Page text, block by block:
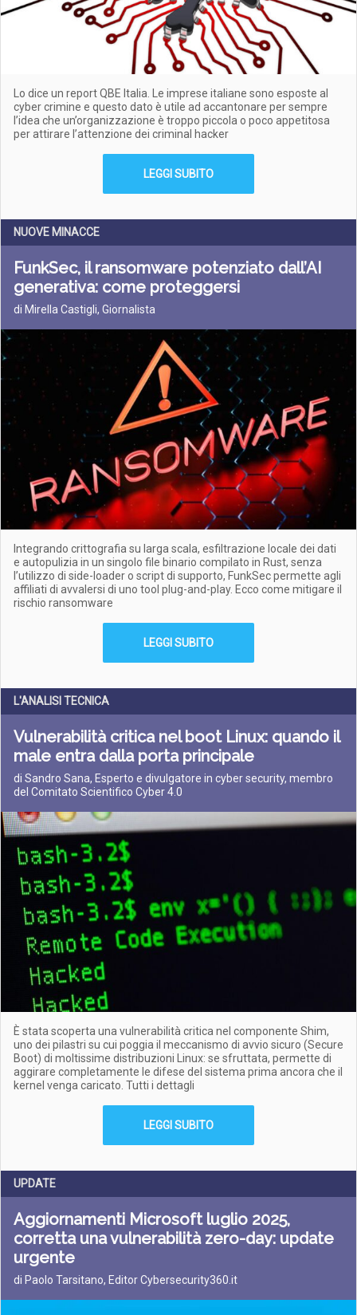
Lo dice un report QBE Italia. Le imprese italiane sono esposte al
cyber crimine e questo dato è utile ad accantonare per sempre
l’idea che un’organizzazione è troppo piccola o poco appetitosa
per attirare l’attenzione dei criminal hacker
LEGGI SUBITO
NUOVE MINACCE
FunkSec, il ransomware potenziato dall’AI
generativa: come proteggersi
di Mirella Castigli, Giornalista
Integrando crittografia su larga scala, esfiltrazione locale dei dati
e autopulizia in un singolo file binario compilato in Rust, senza
l’utilizzo di side-loader o script di supporto, FunkSec permette agli
affiliati di avvalersi di uno tool plug-and-play. Ecco come mitigare il
rischio ransomware
LEGGI SUBITO
L'ANALISI TECNICA
Vulnerabilità critica nel boot Linux: quando il
male entra dalla porta principale
di Sandro Sana, Esperto e divulgatore in cyber security, membro
del Comitato Scientifico Cyber 4.0
È stata scoperta una vulnerabilità critica nel componente Shim,
uno dei pilastri su cui poggia il meccanismo di avvio sicuro (Secure
Boot) di moltissime distribuzioni Linux: se sfruttata, permette di
aggirare completamente le difese del sistema prima ancora che il
kernel venga caricato. Tutti i dettagli
LEGGI SUBITO
UPDATE
Aggiornamenti Microsoft luglio 2025,
corretta una vulnerabilità zero-day: update
urgente
di Paolo Tarsitano, Editor Cybersecurity360.it